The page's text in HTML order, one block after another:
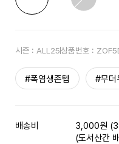
시즌 : ALL25상품번호 :
#폭염생존템 #무더
배송비
3,000원
(도서산간